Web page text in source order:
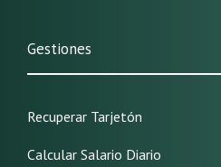
Gestiones
Recuperar Tarjetón
Calcular Salario Diario